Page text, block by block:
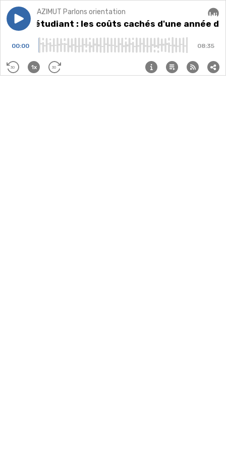
Play episodeBudget étudiant : les coûts cachés d'une année
AZIMUT Parlons orientation
étudiant : les coûts cachés d'une année
00:00 08:35
30 1x 30